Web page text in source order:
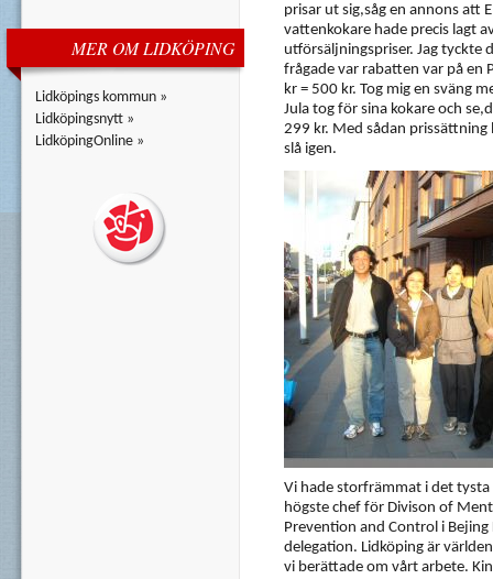
MER OM LIDKÖPING
Lidköpings kommun »
Lidköpingsnytt »
LidköpingOnline »
prisar ut sig,såg en annons att
vattenkokare hade precis lagt
utförsäljningspriser. Jag tyckte
frågade var rabatten var på en
kr = 500 kr. Tog mig en sväng
Jula tog för sina kokare och
299 kr. Med sådan
slå igen.
Vi hade storfrämmat i det tysta
högste chef för Divison of
Prevention and Control i
delegation. Lidköping är
vi berättade om vårt arbete.